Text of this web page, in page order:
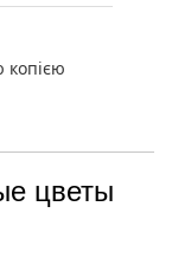
копією
цветы